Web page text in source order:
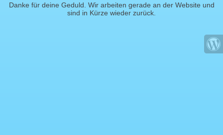
Danke für deine Geduld. Wir arbeiten gerade an der Website und
sind in Kürze wieder zurück.